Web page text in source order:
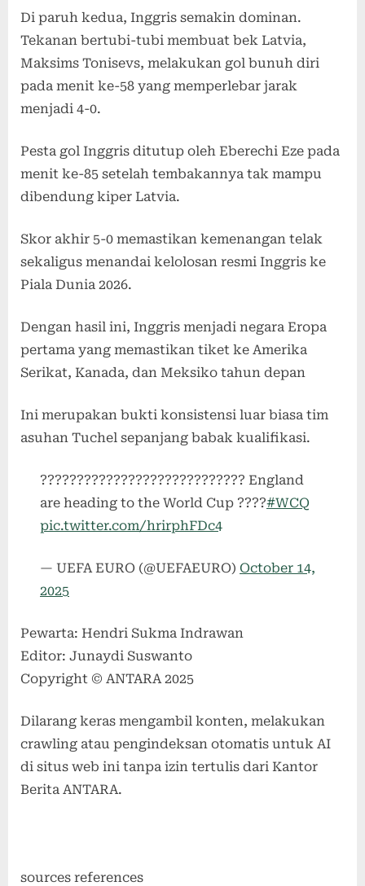
Di paruh kedua, Inggris semakin dominan.
Tekanan bertubi-tubi membuat bek Latvia,
Maksims Tonisevs, melakukan gol bunuh diri
pada menit ke-58 yang memperlebar jarak
menjadi 4-0.
Pesta gol Inggris ditutup oleh Eberechi Eze pada
menit ke-85 setelah tembakannya tak mampu
dibendung kiper Latvia.
Skor akhir 5-0 memastikan kemenangan telak
sekaligus menandai kelolosan resmi Inggris ke
Piala Dunia 2026.
Dengan hasil ini, Inggris menjadi negara Eropa
pertama yang memastikan tiket ke Amerika
Serikat, Kanada, dan Meksiko tahun depan
Ini merupakan bukti konsistensi luar biasa tim
asuhan Tuchel sepanjang babak kualifikasi.
???????????????????????????? England
are heading to the World Cup ????#WCQ
pic.twitter.com/hrirphFDc4
— UEFA EURO (@UEFAEURO) October 14,
2025
Pewarta: Hendri Sukma Indrawan
Editor: Junaydi Suswanto
Copyright © ANTARA 2025
Dilarang keras mengambil konten, melakukan
crawling atau pengindeksan otomatis untuk AI
di situs web ini tanpa izin tertulis dari Kantor
Berita ANTARA.
sources references